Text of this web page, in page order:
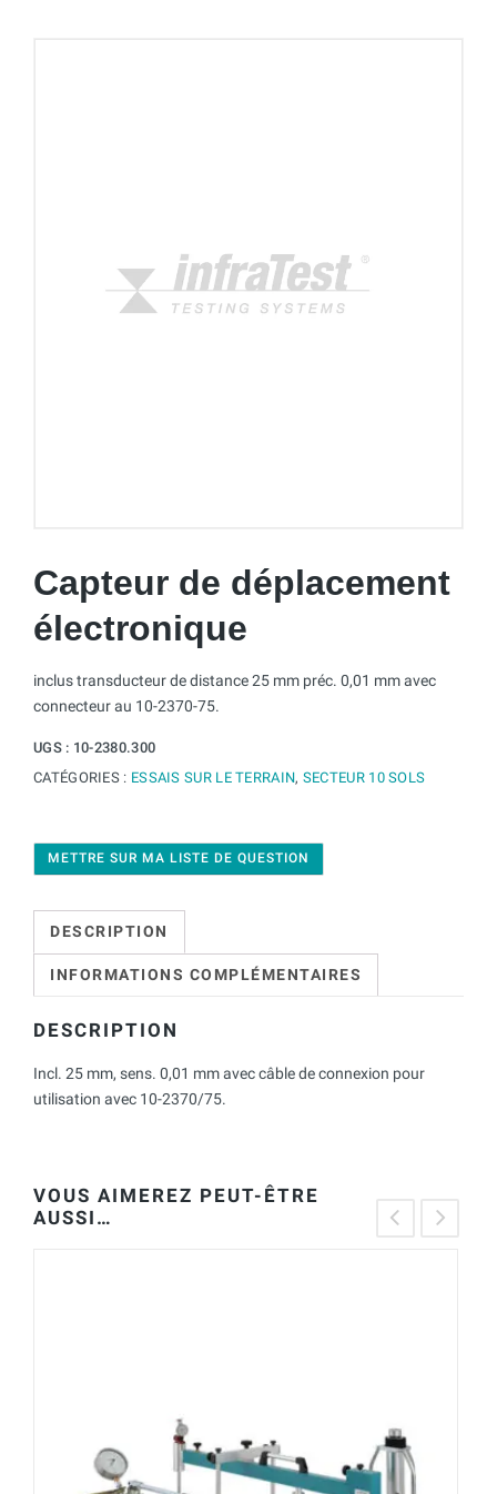
Capteur de déplacement
électronique
inclus transducteur de distance 25 mm préc. 0,01 mm avec
connecteur au 10-2370-75.
UGS : 10-2380.300
CATÉGORIES : ESSAIS SUR LE TERRAIN, SECTEUR 10 SOLS
METTRE SUR MA LISTE DE QUESTION
DESCRIPTION
INFORMATIONS COMPLÉMENTAIRES
DESCRIPTION
Incl. 25 mm, sens. 0,01 mm avec câble de connexion pour
utilisation avec 10-2370/75.
VOUS AIMEREZ PEUT-ÊTRE
AUSSI…